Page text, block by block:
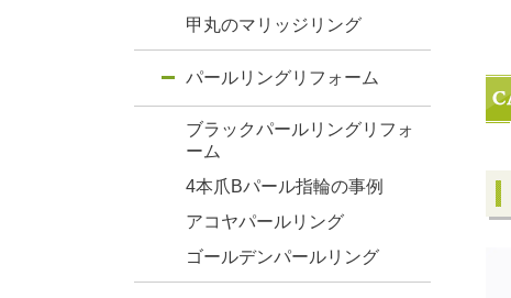
甲丸のマリッジリング
パールリングリフォーム
ブラックパールリングリフォ
ーム
4本爪Bパール指輪の事例
アコヤパールリング
ゴールデンパールリング